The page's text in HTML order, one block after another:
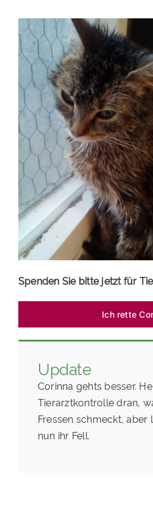
Spenden Sie bitte jetzt für
Ich rette
Update
Corinna gehts besser.
Tierarztkontrolle dran,
Fressen schmeckt, aber
nun ihr Fell.